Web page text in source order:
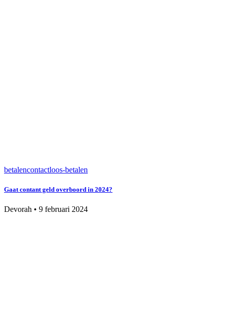
betalencontactloos-betalen
Gaat contant geld overboord in 2024?
Devorah • 9 februari 2024